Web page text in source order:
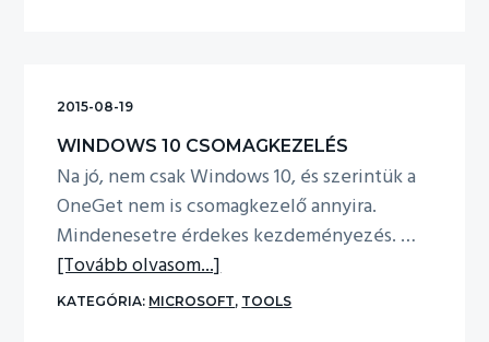
2015-08-19
WINDOWS 10 CSOMAGKEZELÉS
Na jó, nem csak Windows 10, és szerintük a
OneGet nem is csomagkezelő annyira.
Mindenesetre érdekes kezdeményezés. …
[Tovább olvasom...]about
Windows
KATEGÓRIA: MICROSOFT, TOOLS